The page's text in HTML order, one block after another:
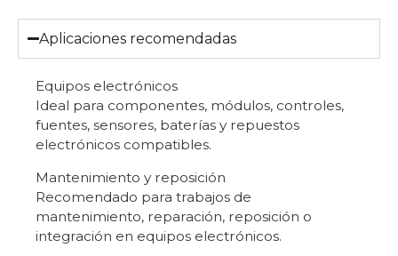
Aplicaciones recomendadas
Equipos electrónicos
Ideal para componentes, módulos, controles,
fuentes, sensores, baterías y repuestos
electrónicos compatibles.
Mantenimiento y reposición
Recomendado para trabajos de
mantenimiento, reparación, reposición o
integración en equipos electrónicos.